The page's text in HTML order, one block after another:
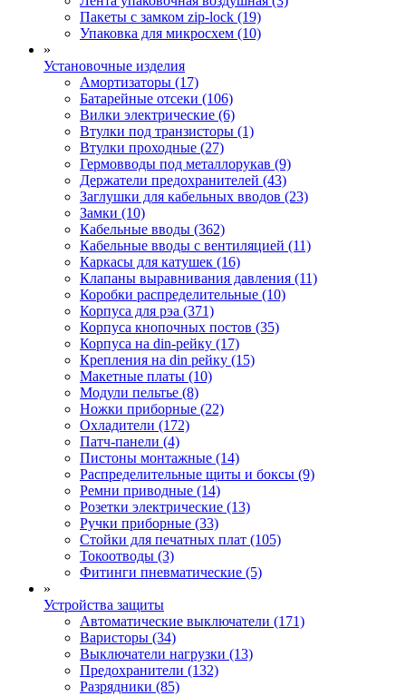
Пакеты с замком zip-lock (19)
Упаковка для микросхем (10)
»
Установочные изделия
Амортизаторы (17)
Батарейные отсеки (106)
Вилки электрические (6)
Втулки под транзисторы (1)
Втулки проходные (27)
Гермовводы под металлорукав (9)
Держатели предохранителей (43)
Заглушки для кабельных вводов (23)
Замки (10)
Кабельные вводы (362)
Кабельные вводы с вентиляцией (11)
Каркасы для катушек (16)
Клапаны выравнивания давления (11)
Коробки распределительные (10)
Корпуса для рэа (371)
Корпуса кнопочных постов (35)
Корпуса на din-рейку (17)
Крепления на din рейку (15)
Макетные платы (10)
Модули пельтье (8)
Ножки приборные (22)
Охладители (172)
Патч-панели (4)
Пистоны монтажные (14)
Распределительные щиты и боксы (9)
Ремни приводные (14)
Розетки электрические (13)
Ручки приборные (33)
Стойки для печатных плат (105)
Токоотводы (3)
Фитинги пневматические (5)
»
Устройства защиты
Автоматические выключатели (171)
Варисторы (34)
Выключатели нагрузки (13)
Предохранители (132)
Разрядники (85)